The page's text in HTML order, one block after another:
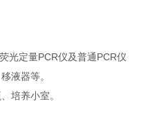
定量PCR仪及普通PCR仪
液器等。
培养小室。